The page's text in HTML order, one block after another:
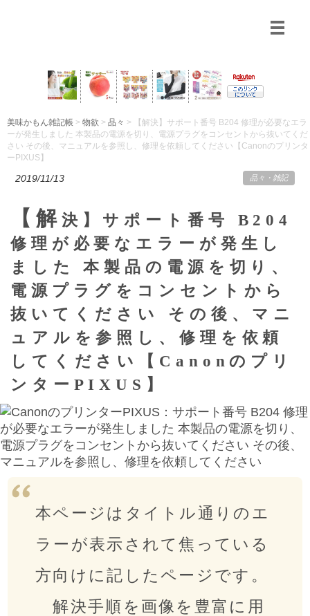
美味かもん雑記帳 > 物欲 > 品々 > 【解決】サポート番号 B204 修理が必要なエラ
ーが発生しました 本製品の電源を切り、電源プラグをコンセントから抜いてくだ
さい その後、マニュアルを参照し、修理を依頼してください【Canonのプリンタ
ーPIXUS】
2019/11/13 品々 ・ 雑記
【解 決】サポート番号 B204
修理が必要なエラーが発生し
ました 本製品の電源を切り、
電源プラグをコンセントから
抜いてください その後、マニ
ュアルを参照し、修理を依頼
してください【Canonのプリ
ンターPIXUS】
本ページはタイトル通りのエ
ラーが表示されて焦っている
方向けに記したページです。
解決手順を画像を豊富に用